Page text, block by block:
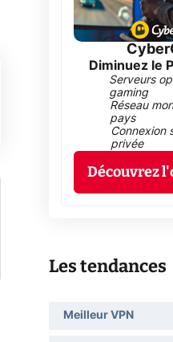
Diminuez le
Serveurs
gaming
Réseau
pays
Connexion
privée
Découvrez
Les tendances
Meilleur VPN